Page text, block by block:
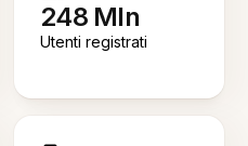
248 Mln
Utenti registrati